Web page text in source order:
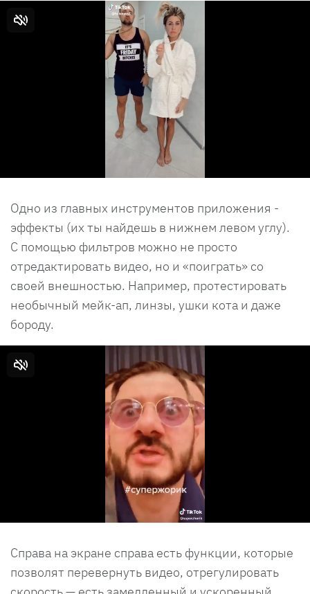
Одно из главных инструментов приложения -
эффекты (их ты найдешь в нижнем левом углу).
С помощью фильтров можно не просто
отредактировать видео, но и «поиграть» со
своей внешностью. Например, протестировать
необычный мейк-ап, линзы, ушки кота и даже
бороду.
Справа на экране справа есть функции, которые
позволят перевернуть видео, отрегулировать